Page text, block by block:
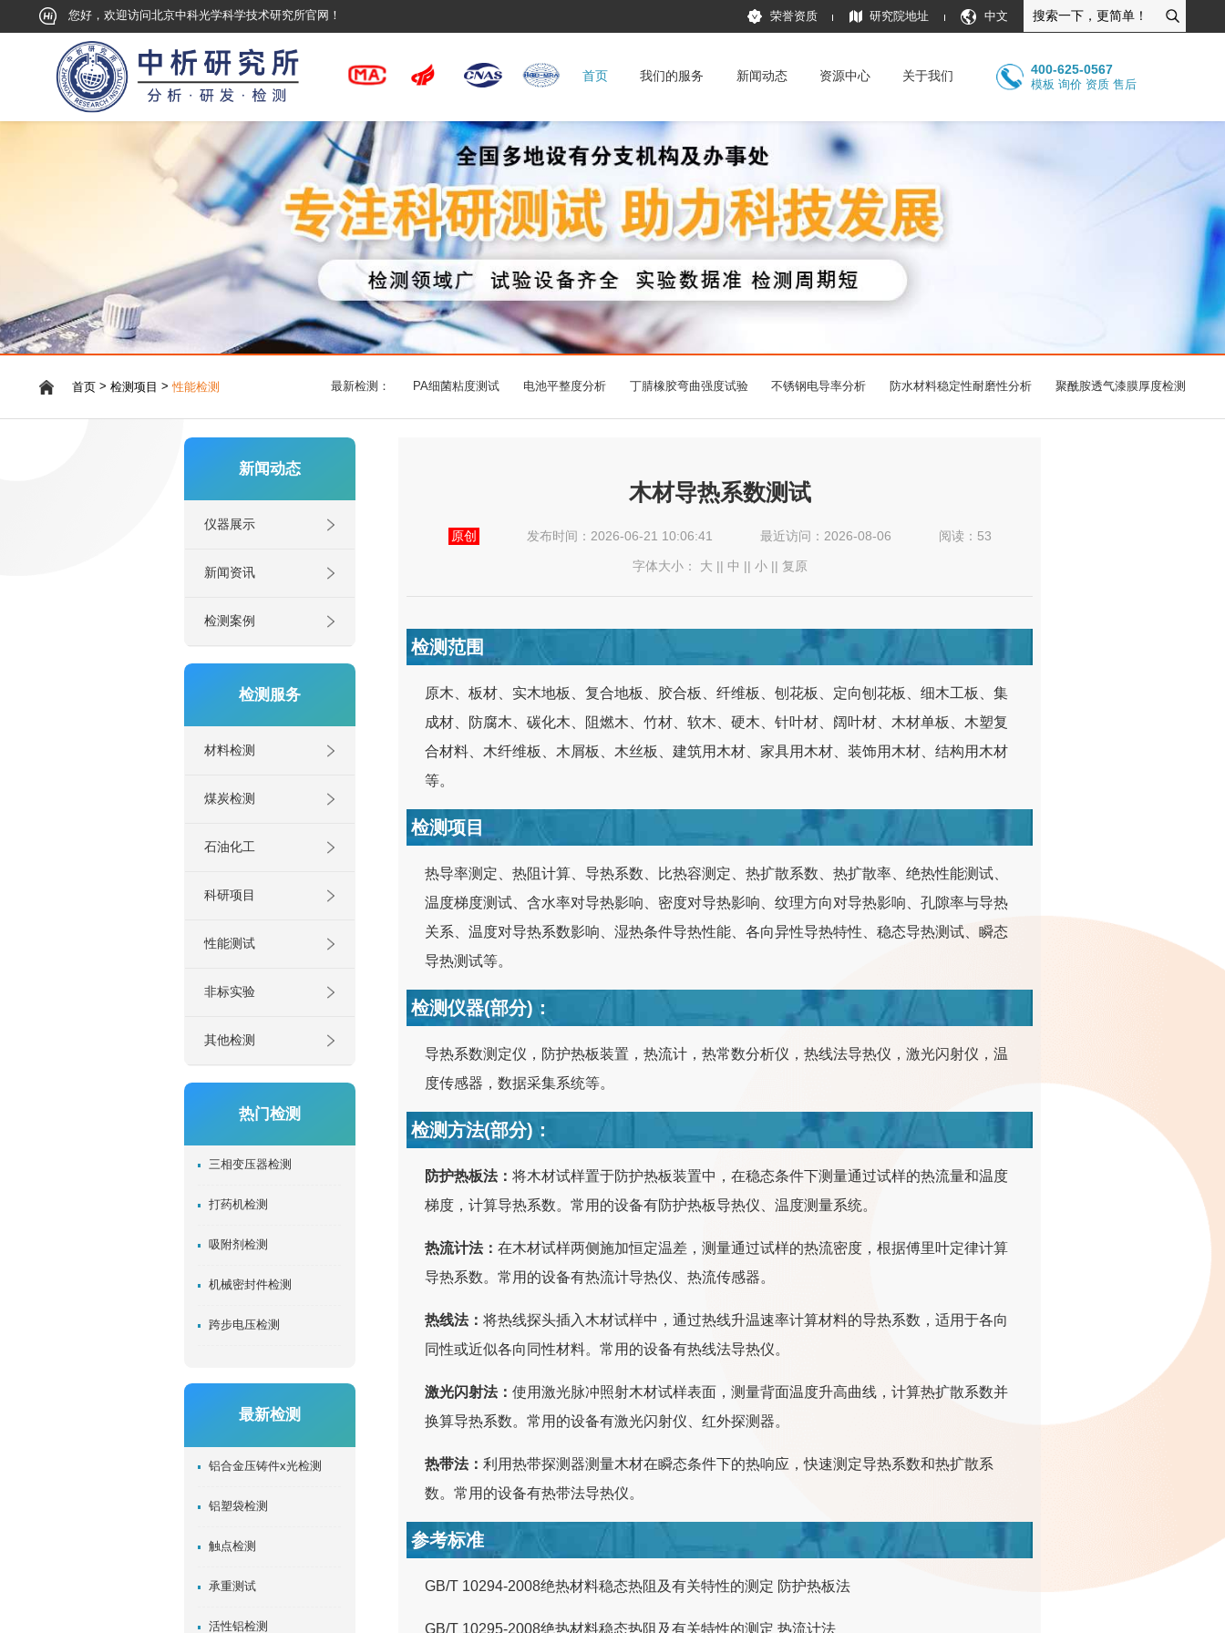
您好，欢迎访问北京中科光学科学技术研究所官网！ 荣誉资质 研究院地址 中文
首页 我们的服务 新闻动态 资源中心 关于我们 400-625-0567
模板 询价 资质 售后
首页 >检测项目 >性能检测 最新检测： PA细菌粘度测试 电池平整度分析 丁腈橡胶弯曲强度试验 不锈钢电导率分析 防水材料稳定性耐磨性分析 聚酰胺透气漆膜厚度检测
木材导热系数测试
原创 发布时间：2026-06-21 10:06:41 最近访问： 2026-08-06 阅读：53
字体大小： 大 中 小|| 复原
检测范围
原木、板材、实木地板、复合地板、胶合板、纤维板、刨花板、定向刨花板、细木工板、集
成材、防腐木、碳化木、阻燃木、竹材、软木、硬木、针叶材、阔叶材、木材单板、木塑复
合材料、木纤维板、木屑板、木丝板、建筑用木材、家具用木材、装饰用木材、结构用木材
等。
检测项目
热导率测定、热阻计算、导热系数、比热容测定、热扩散系数、热扩散率、绝热性能测试、
温度梯度测试、含水率对导热影响、密度对导热影响、纹理方向对导热影响、孔隙率与导热
关系、温度对导热系数影响、湿热条件导热性能、各向异性导热特性、稳态导热测试、瞬态
导热测试等。
检测仪器(部分)：
导热系数测定仪，防护热板装置，热流计，热常数分析仪，热线法导热仪，激光闪射仪，温
度传感器，数据采集系统等。
检测方法(部分)：
防护热板法：将木材试样置于防护热板装置中，在稳态条件下测量通过试样的热流量和温度
梯度，计算导热系数。常用的设备有防护热板导热仪、温度测量系统。
热流计法：在木材试样两侧施加恒定温差，测量通过试样的热流密度，根据傅里叶定律计算
导热系数。常用的设备有热流计导热仪、热流传感器。
热线法：将热线探头插入木材试样中，通过热线升温速率计算材料的导热系数，适用于各向
同性或近似各向同性材料。常用的设备有热线法导热仪。
激光闪射法：使用激光脉冲照射木材试样表面，测量背面温度升高曲线，计算热扩散系数并
换算导热系数。常用的设备有激光闪射仪、红外探测器。
热带法：利用热带探测器测量木材在瞬态条件下的热响应，快速测定导热系数和热扩散系
数。常用的设备有热带法导热仪。
参考标准
GB/T 10294-2008绝热材料稳态热阻及有关特性的测定 防护热板法
GB/T 10295-2008绝热材料稳态热阻及有关特性的测定 热流计法
新闻动态
仪器展示
新闻资讯
检测案例
检测服务
材料检测
煤炭检测
石油化工
科研项目
性能测试
非标实验
其他检测
热门检测
三相变压器检测
打药机检测
吸附剂检测
机械密封件检测
跨步电压检测
最新检测
铝合金压铸件x光检测
铝塑袋检测
触点检测
承重测试
活性铝检测